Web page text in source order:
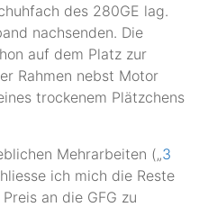
des 280GE lag.
nachsenden. Die
auf dem Platz zur
Rahmen nebst Motor
trockenem Plätzchens
Mehrarbeiten („3
ich mich die Reste
an die GFG zu